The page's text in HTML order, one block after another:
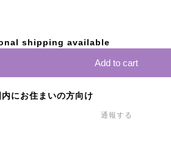
shipping available
Add to cart
内にお住まいの方向け
通報する